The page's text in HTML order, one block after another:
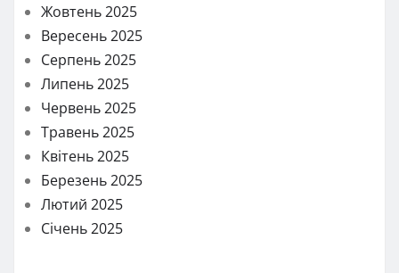
Жовтень 2025
Вересень 2025
Серпень 2025
Липень 2025
Червень 2025
Травень 2025
Квітень 2025
Березень 2025
Лютий 2025
Січень 2025